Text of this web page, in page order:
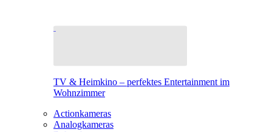
TV & Heimkino – perfektes Entertainment im
Wohnzimmer
Actionkameras
Analogkameras